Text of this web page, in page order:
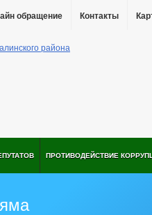
обращение Контакты
ПРОТИВОДЕЙСТВИЕ